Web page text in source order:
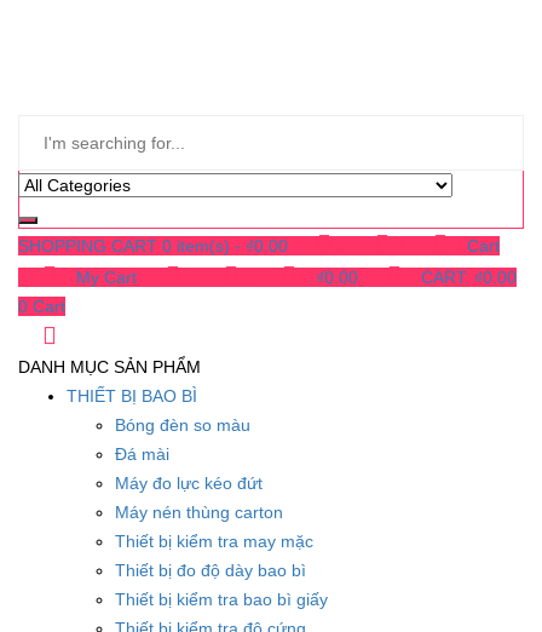
SHOPPING CART 0 item(s) - ₫0.00
Cart
My Cart ₫0.00 CART: ₫0.00
0 Cart
DANH MỤC SẢN PHẨM
THIẾT BỊ BAO BÌ
Bóng đèn so màu
Đá mài
Máy đo lực kéo đứt
Máy nén thùng carton
Thiết bị kiểm tra may mặc
Thiết bị đo độ dày bao bì
Thiết bị kiểm tra bao bì giấy